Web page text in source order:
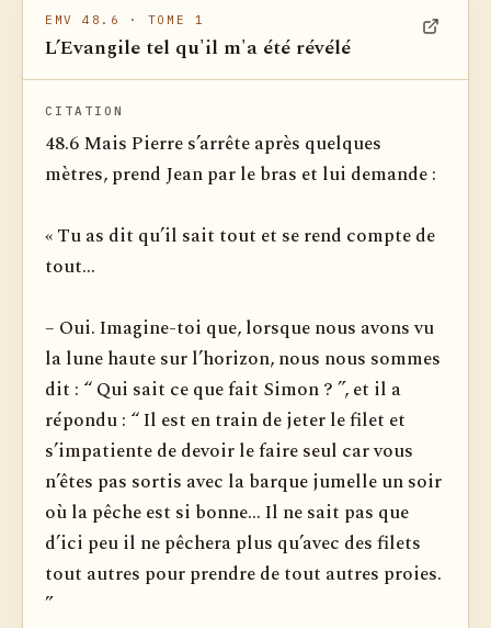
EMV 48.6 · TOME 1
L’Evangile tel qu'il m'a été révélé
CITATION
48.6 Mais Pierre s’arrête après quelques
mètres, prend Jean par le bras et lui demande :
« Tu as dit qu’il sait tout et se rend compte de
tout...
– Oui. Imagine-toi que, lorsque nous avons vu
la lune haute sur l’horizon, nous nous sommes
dit : “ Qui sait ce que fait Simon ? ”, et il a
répondu : “ Il est en train de jeter le filet et
s’impatiente de devoir le faire seul car vous
n’êtes pas sortis avec la barque jumelle un soir
où la pêche est si bonne... Il ne sait pas que
d’ici peu il ne pêchera plus qu’avec des filets
tout autres pour prendre de tout autres proies.
”